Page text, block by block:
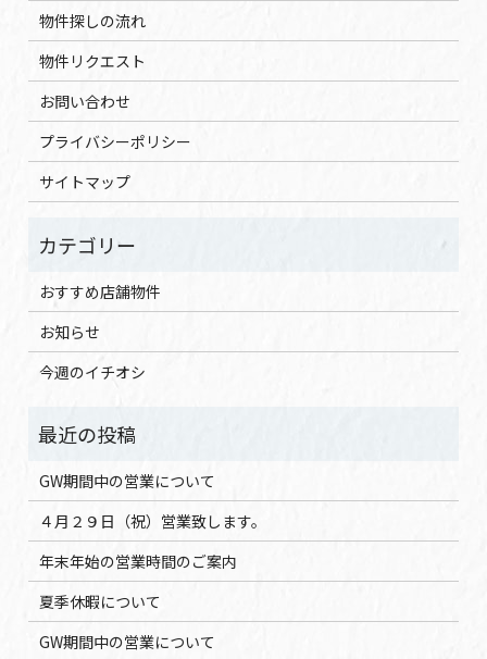
物件探しの流れ
物件リクエスト
お問い合わせ
プライバシーポリシー
サイトマップ
おすすめ店舗物件
お知らせ
今週のイチオシ
GW期間中の営業について
４月２９日（祝）営業致します。
年末年始の営業時間のご案内
夏季休暇について
GW期間中の営業について